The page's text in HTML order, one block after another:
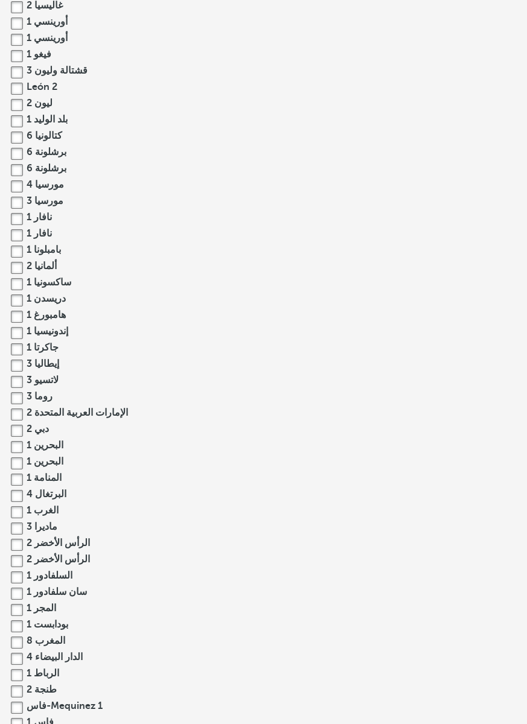
غاليسيا 2
أورينسي 1
أورينسي 1
فيغو 1
قشتالة وليون 3
León 2
ليون 2
بلد الوليد 1
كتالونيا 6
برشلونة 6
برشلونة 6
مورسيا 4
مورسيا 3
نافار 1
نافار 1
بامبلونا 1
ألمانيا 2
ساكسونيا 1
دريسدن 1
هامبورغ 1
إندونيسيا 1
جاكرتا 1
إيطاليا 3
لاتسيو 3
روما 3
الإمارات العربية المتحدة 2
دبي 2
البحرين 1
البحرين 1
المنامة 1
البرتغال 4
الغرب 1
ماديرا 3
الرأس الأخضر 2
الرأس الأخضر 2
السلفادور 1
سان سلفادور 1
المجر 1
بودابست 1
المغرب 8
الدار البيضاء 4
الرباط 1
طنجة 2
فاس-Mequinez 1